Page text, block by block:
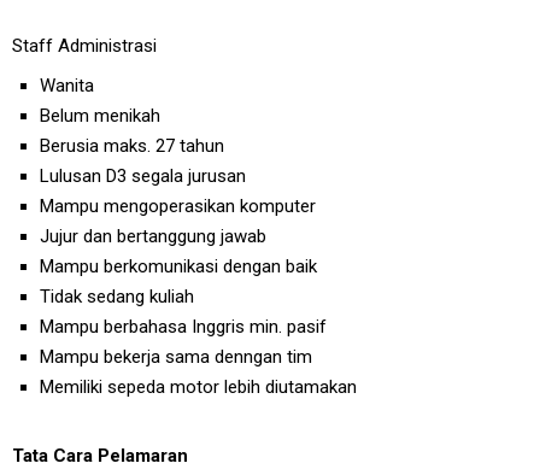
Staff Administrasi
Wanita
Belum menikah
Berusia maks. 27 tahun
Lulusan D3 segala jurusan
Mampu mengoperasikan komputer
Jujur dan bertanggung jawab
Mampu berkomunikasi dengan baik
Tidak sedang kuliah
Mampu berbahasa Inggris min. pasif
Mampu bekerja sama denngan tim
Memiliki sepeda motor lebih diutamakan
Tata Cara Pelamaran